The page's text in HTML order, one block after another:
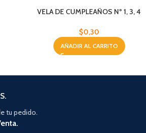
VELA DE CUMPLEAÑOS Nº 1, 3, 4
$0,30
AÑADIR AL CARRITO
tu pedido.